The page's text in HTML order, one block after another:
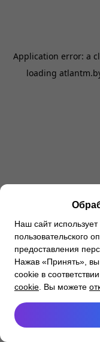
Application error: a
loading
Наш сайт
пользовательского
предоставления
Нажав «Принять»,
cookie в
cookie . Вы можете